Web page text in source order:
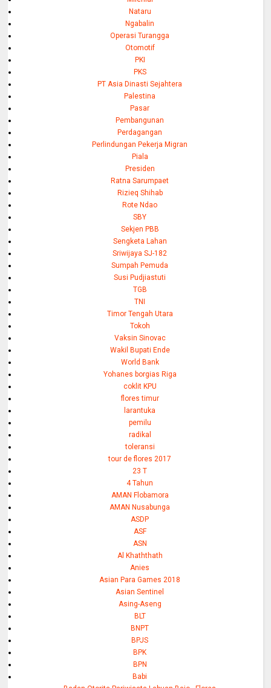
Nataru
Ngabalin
Operasi Turangga
Otomotif
PKI
PKS
PT Asia Dinasti Sejahtera
Palestina
Pasar
Pembangunan
Perdagangan
Perlindungan Pekerja Migran
Piala
Presiden
Ratna Sarumpaet
Rizieq Shihab
Rote Ndao
SBY
Sekjen PBB
Sengketa Lahan
Sriwijaya SJ-182
Sumpah Pemuda
Susi Pudjiastuti
TGB
TNI
Timor Tengah Utara
Tokoh
Vaksin Sinovac
Wakil Bupati Ende
World Bank
Yohanes borgias Riga
coklit KPU
flores timur
larantuka
pemilu
radikal
toleransi
tour de flores 2017
23 T
4 Tahun
AMAN Flobamora
AMAN Nusabunga
ASDP
ASF
ASN
Al Khaththath
Anies
Asian Para Games 2018
Asian Sentinel
Asing-Aseng
BLT
BNPT
BPJS
BPK
BPN
Babi